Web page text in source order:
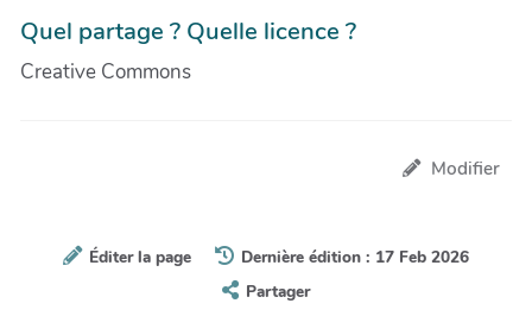
Quel partage ? Quelle licence ?
Creative Commons
Modifier
Éditer la page
Dernière édition : 17 Feb 2026
Partager